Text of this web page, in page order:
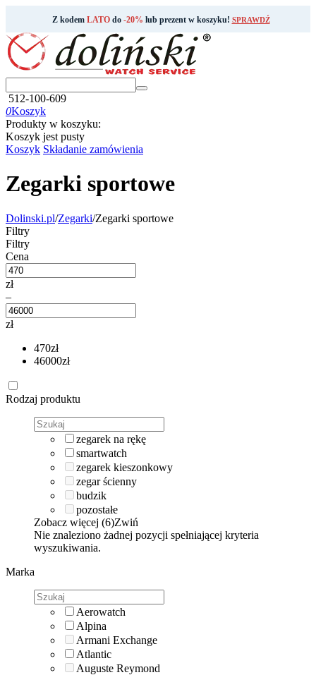
Z kodem LATOdo -20% lub prezent w koszyku! SPRAWDŹ
512-100-609
0Koszyk
Produkty w koszyku:
Koszyk jest pusty
Koszyk Składanie zamówienia
Zegarki sportowe
Dolinski.pl/Zegarki/Zegarki sportowe
Filtry
Filtry
Cena
zł
–
zł
470zł
46000zł
Rodzaj produktu
zegarek na rękę
smartwatch
zegarek kieszonkowy
zegar ścienny
budzik
pozostałe
Zobacz więcej (6)Zwiń
Nie znaleziono żadnej pozycji spełniającej kryteria
wyszukiwania.
Marka
Aerowatch
Alpina
Armani Exchange
Atlantic
Auguste Reymond